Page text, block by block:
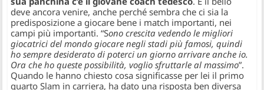
deve ancora venire, anche perché sembra che ci sia la
predisposizione a giocare bene i match importanti, nei
campi più importanti. “Sono crescita vedendo le migliori
giocatrici del mondo giocare negli stadi più famosi, quindi
ho sempre desiderato di poterci un giorno arrivare anche io.
Ora che ho queste possibilità, voglio sfruttarle al massimo”.
Quando le hanno chiesto cosa significasse per lei il primo
quarto Slam in carriera, ha dato una risposta ben diversa